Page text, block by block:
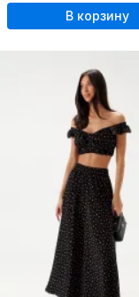
В корзину